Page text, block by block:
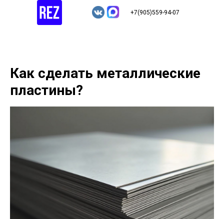
+7(905)559-94-07
Как сделать металлические
пластины?